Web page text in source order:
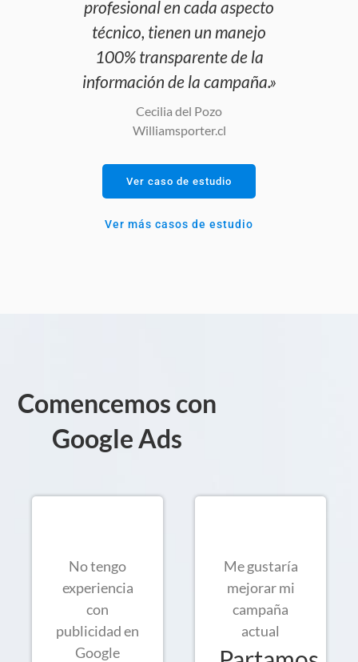
profesional en cada aspecto
técnico, tienen un manejo
100% transparente de la
información de la campaña.»
Cecilia del Pozo
Williamsporter.cl
Ver caso de estudio
Ver más casos de estudio
Comencemos con
Google Ads
No tengo
experiencia
con
publicidad en
Google
Me gustaría
mejorar mi
campaña
actual